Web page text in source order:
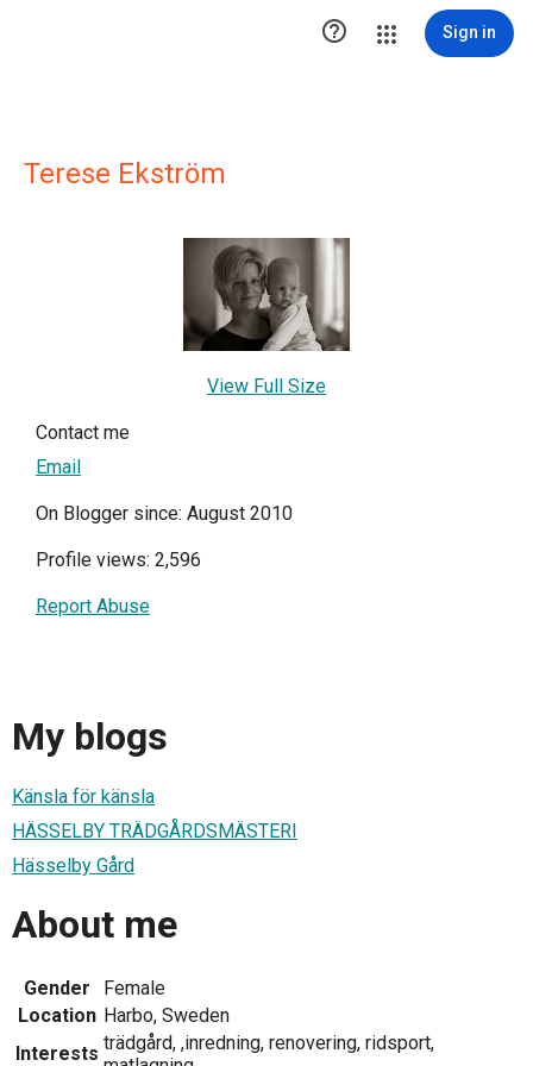
 Sign in
Terese Ekström
View Full Size
Contact me
Email
On Blogger since: August 2010
Profile views: 2,596
Report Abuse
My blogs
Känsla för känsla
HÄSSELBY TRÄDGÅRDSMÄSTERI
Hässelby Gård
About me
Gender
Female
Location Harbo, Sweden
Interests trädgård, ,inredning, renovering, ridsport,